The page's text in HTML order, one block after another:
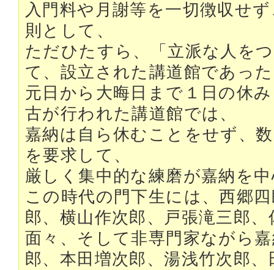
入門料や月謝等を一切徴収せ
則として、
ただひたすら、「立派な人を
て、設立された講道館であっ
元日から大晦日まで１日の休
古が行われた講道館では、
嘉納は自ら休むことをせず、
を要求して、
厳しく集中的な練磨が嘉納を
この時代の門下生には、西郷
郎、横山作次郎、戸張滝三郎
面々、そして非専門家ながら
郎、本田増次郎、湯浅竹次郎